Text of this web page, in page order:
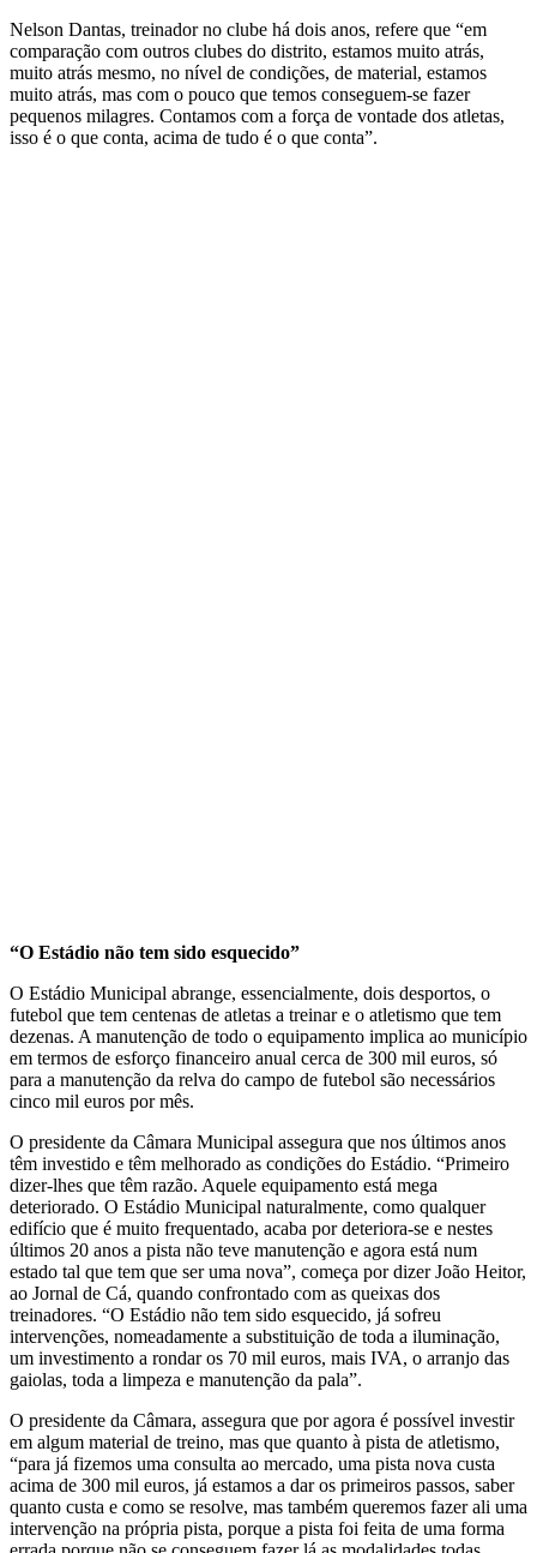
Nelson Dantas, treinador no clube há dois anos, refere que “em
comparação com outros clubes do distrito, estamos muito atrás,
muito atrás mesmo, no nível de condições, de material, estamos
muito atrás, mas com o pouco que temos conseguem-se fazer
pequenos milagres. Contamos com a força de vontade dos atletas,
isso é o que conta, acima de tudo é o que conta”.
“O Estádio não tem sido esquecido”
O Estádio Municipal abrange, essencialmente, dois desportos, o
futebol que tem centenas de atletas a treinar e o atletismo que tem
dezenas. A manutenção de todo o equipamento implica ao município
em termos de esforço financeiro anual cerca de 300 mil euros, só
para a manutenção da relva do campo de futebol são necessários
cinco mil euros por mês.
O presidente da Câmara Municipal assegura que nos últimos anos
têm investido e têm melhorado as condições do Estádio. “Primeiro
dizer-lhes que têm razão. Aquele equipamento está mega
deteriorado. O Estádio Municipal naturalmente, como qualquer
edifício que é muito frequentado, acaba por deteriora-se e nestes
últimos 20 anos a pista não teve manutenção e agora está num
estado tal que tem que ser uma nova”, começa por dizer João Heitor,
ao Jornal de Cá, quando confrontado com as queixas dos
treinadores. “O Estádio não tem sido esquecido, já sofreu
intervenções, nomeadamente a substituição de toda a iluminação,
um investimento a rondar os 70 mil euros, mais IVA, o arranjo das
gaiolas, toda a limpeza e manutenção da pala”.
O presidente da Câmara, assegura que por agora é possível investir
em algum material de treino, mas que quanto à pista de atletismo,
“para já fizemos uma consulta ao mercado, uma pista nova custa
acima de 300 mil euros, já estamos a dar os primeiros passos, saber
quanto custa e como se resolve, mas também queremos fazer ali uma
intervenção na própria pista, porque a pista foi feita de uma forma